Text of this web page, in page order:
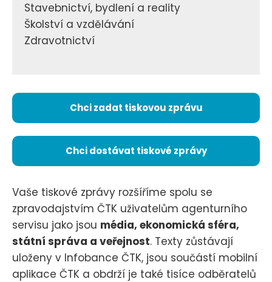
Stavebnictví, bydlení a reality
Školství a vzdělávání
Zdravotnictví
Chci zadat tiskovou zprávu
Chci dostávat tiskové zprávy
Vaše tiskové zprávy rozšíříme spolu se
zpravodajstvím ČTK uživatelům agenturního
servisu jako jsou média, ekonomická sféra,
státní správa a veřejnost. Texty zůstávají
uloženy v Infobance ČTK, jsou součástí mobilní
aplikace ČTK a obdrží je také tisíce odběratelů